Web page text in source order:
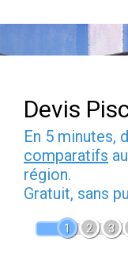
Devis
En 5 minutes,
comparatifs
région.
Gratuit, sans
1 2 3